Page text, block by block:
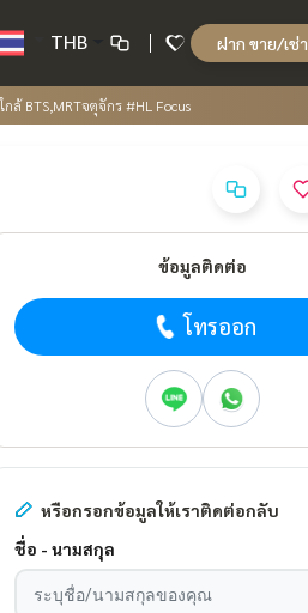
THB ฝาก ขาย/เช่า
กล้ BTS,MRTจตุจักร #HL Focus
ข้อมูลติดต่อ
โทรออก
หรือกรอกข้อมูลให้เราติดต่อกลับ
ชื่อ - นามสกุล